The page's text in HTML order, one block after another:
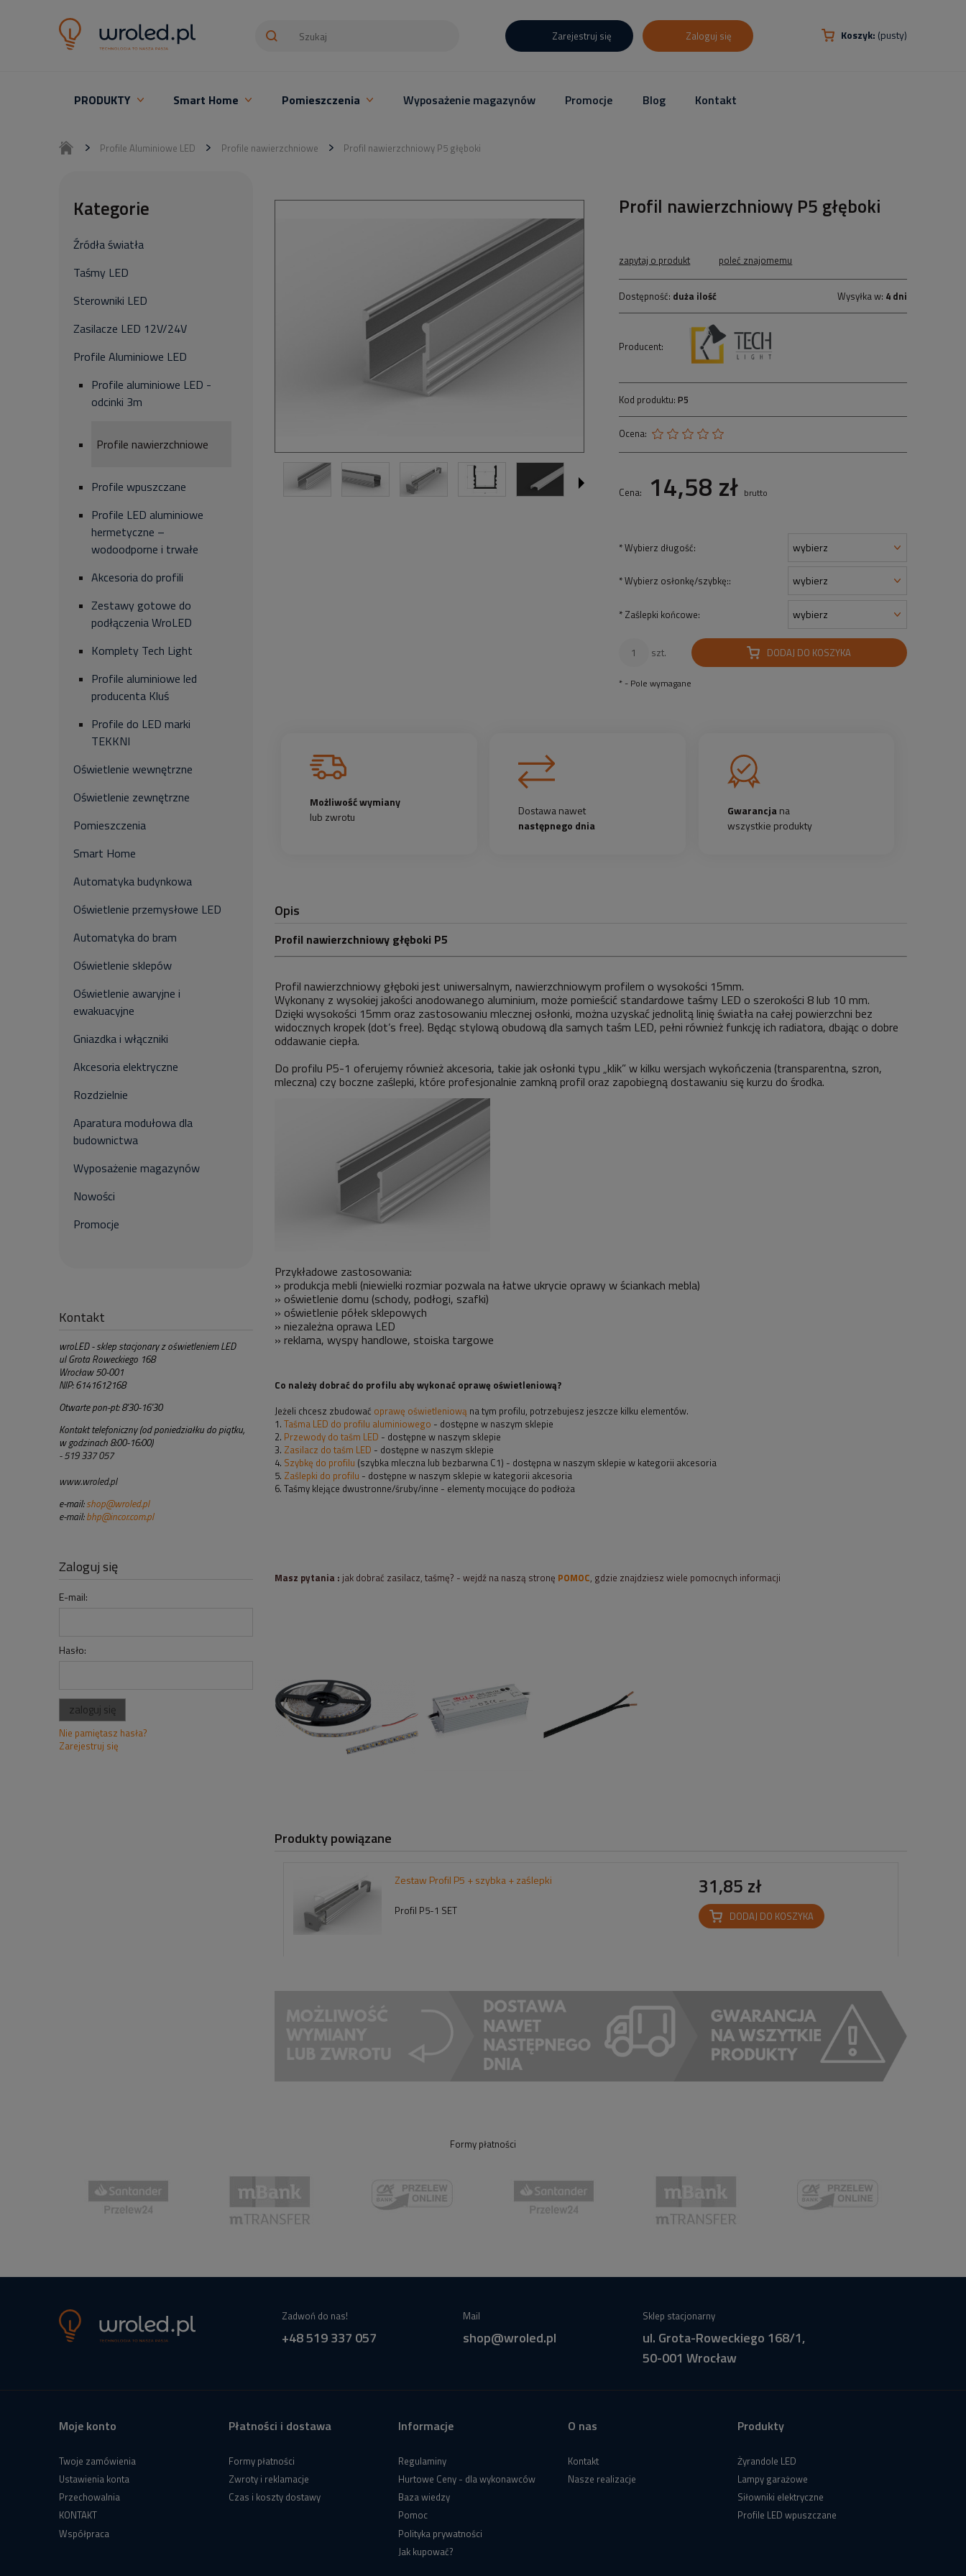
Koszyk: (pusty)
Zarejestruj się Zaloguj się
PRODUKTY Smart Home Pomieszczenia Wyposażenie magazynów Promocje Blog Kontakt
Profile Aluminiowe LED Profile nawierzchniowe Profil nawierzchniowy P5 głęboki
Kategorie
Źródła światła
Taśmy LED
Sterowniki LED
Zasilacze LED 12V/24V
Profile Aluminiowe LED
Profile aluminiowe LED -
odcinki 3m
Profile nawierzchniowe
Profile wpuszczane
Profile LED aluminiowe
hermetyczne –
wodoodporne i trwałe
Akcesoria do profili
Zestawy gotowe do
podłączenia WroLED
Komplety Tech Light
Profile aluminiowe led
producenta Kluś
Profile do LED marki
TEKKNI
Oświetlenie wewnętrzne
Oświetlenie zewnętrzne
Pomieszczenia
Smart Home
Automatyka budynkowa
Oświetlenie przemysłowe LED
Automatyka do bram
Oświetlenie sklepów
Oświetlenie awaryjne i
ewakuacyjne
Gniazdka i włączniki
Akcesoria elektryczne
Rozdzielnie
Aparatura modułowa dla
budownictwa
Wyposażenie magazynów
Nowości
Promocje
Kontakt
wroLED - sklep stacjonary z oświetleniem LED
ul Grota Roweckiego 168
Wrocław 50-001
NIP: 6141612168
Otwarte pon-pt: 8'30-16'30
Kontakt telefoniczny (od poniedziałku do piątku,
w godzinach 8:00-16:00)
- 519 337 057
www.wroled.pl
e-mail: shop@wroled.pl
e-mail:bhp@incor.com.pl
Zaloguj się
E-mail:
Hasło:
zaloguj się
Nie pamiętasz hasła?
Zarejestruj się
Profil nawierzchniowy P5 głęboki
zapytaj o produkt poleć znajomemu
Dostępność: duża ilość Wysyłka w: 4 dni
Producent:
Kod produktu: P5
Ocena:
Cena: 14,58 zł brutto
*Wybierz długość:
*Wybierz osłonkę/szybkę::
* Zaślepki końcowe:
szt. DODAJ DO KOSZYKA
* - Pole wymagane
Możliwość wymiany
lub zwrotu
Dostawa nawet
następnego dnia
Gwarancjana
wszystkie produkty
Opis
Profil nawierzchniowy głęboki P5
Profil nawierzchniowy głęboki jest uniwersalnym, nawierzchniowym profilem o wysokości 15mm.
Wykonany z wysokiej jakości anodowanego aluminium, może pomieścić standardowe taśmy LED o szerokości 8 lub 10 mm.
Dzięki wysokości 15mm oraz zastosowaniu mlecznej osłonki, można uzyskać jednolitą linię światła na całej powierzchni bez
widocznych kropek (dot’s free). Będąc stylową obudową dla samych taśm LED, pełni również funkcję ich radiatora, dbając o dobre
oddawanie ciepła.
Do profilu P5-1 oferujemy również akcesoria, takie jak osłonki typu „klik” w kilku wersjach wykończenia (transparentna, szron,
mleczna) czy boczne zaślepki, które profesjonalnie zamkną profil oraz zapobiegną dostawaniu się kurzu do środka.
Przykładowe zastosowania:
» produkcja mebli (niewielki rozmiar pozwala na łatwe ukrycie oprawy w ściankach mebla)
» oświetlenie domu (schody, podłogi, szafki)
» oświetlenie półek sklepowych
» niezależna oprawa LED
» reklama, wyspy handlowe, stoiska targowe
Co należy dobrać do profilu aby wykonać oprawę oświetleniową?
Jeżeli chcesz zbudować oprawę oświetleniową na tym profilu, potrzebujesz jeszcze kilku elementów.
1. Taśma LED do profilu aluminiowego - dostępne w naszym sklepie
2. Przewody do taśm LED - dostępne w naszym sklepie
3. Zasilacz do taśm LED - dostępne w naszym sklepie
4. Szybkę do profilu (szybka mleczna lub bezbarwna C1) - dostępna w naszym sklepie w kategorii akcesoria
5. Zaślepki do profilu - dostępne w naszym sklepie w kategorii akcesoria
6. Taśmy klejące dwustronne/śruby/inne - elementy mocujące do podłoża
Masz pytania : jak dobrać zasilacz, taśmę? - wejdź na naszą stronę POMOC, gdzie znajdziesz wiele pomocnych informacji
Produkty powiązane
Zestaw Profil P5 + szybka + zaślepki
Profil P5-1 SET
31,85 zł
DODAJ DO KOSZYKA
Formy płatności
Zadwoń do nas!
+48 519 337 057
Mail
shop@wroled.pl
Sklep stacjonarny
ul. Grota-Roweckiego 168/1,
50-001 Wrocław
Moje konto
Twoje zamówienia
Ustawienia konta
Przechowalnia
KONTAKT
Współpraca
Płatności i dostawa
Formy płatności
Zwroty i reklamacje
Czas i koszty dostawy
Informacje
Regulaminy
Hurtowe Ceny - dla wykonawców
Baza wiedzy
Pomoc
Polityka prywatności
Jak kupować?
O nas
Kontakt
Nasze realizacje
Produkty
Żyrandole LED
Lampy garażowe
Siłowniki elektryczne
Profile LED wpuszczane